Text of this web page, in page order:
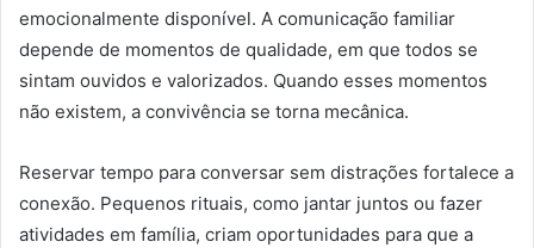
emocionalmente disponível. A comunicação familiar
depende de momentos de qualidade, em que todos se
sintam ouvidos e valorizados. Quando esses momentos
não existem, a convivência se torna mecânica.
Reservar tempo para conversar sem distrações fortalece a
conexão. Pequenos rituais, como jantar juntos ou fazer
atividades em família, criam oportunidades para que a